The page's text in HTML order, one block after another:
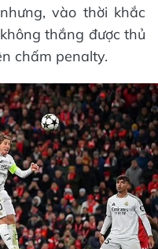
vào thời khắc
thắng được thủ
chấm penalty.